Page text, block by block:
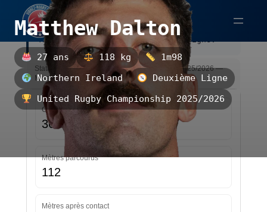
Aller
contenu
Matthew Dalton
27 ans 118 kg
1m98
Northern Ireland
Deuxième Ligne
United Rugby Championship 2025/2026
Matthew Dalton est un deuxième ligne.
Statistiques — United Rugby Championship 2025/2026 —
Mise à jour le 22/03/2026 21:12
Courses
36
Mètres parcourus
112
Mètres après contact